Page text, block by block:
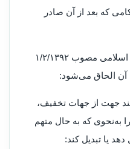
که بعد از آن صادر
ماده۶- ماده (۳۷) قانون مجازات اسلامی مصوب ۱/۲/۱۳۹۲
آن الحاق می‌شود:
چند جهت از جهات تخفیف،
به‌نحوی که به حال متهم
یا تبدیل کند: